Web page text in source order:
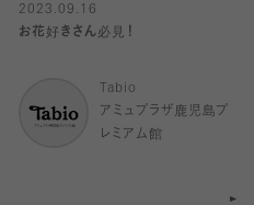
2023.09.16
お花好きさん必見！
Tabio
アミュプラザ鹿児島プ
レミアム館